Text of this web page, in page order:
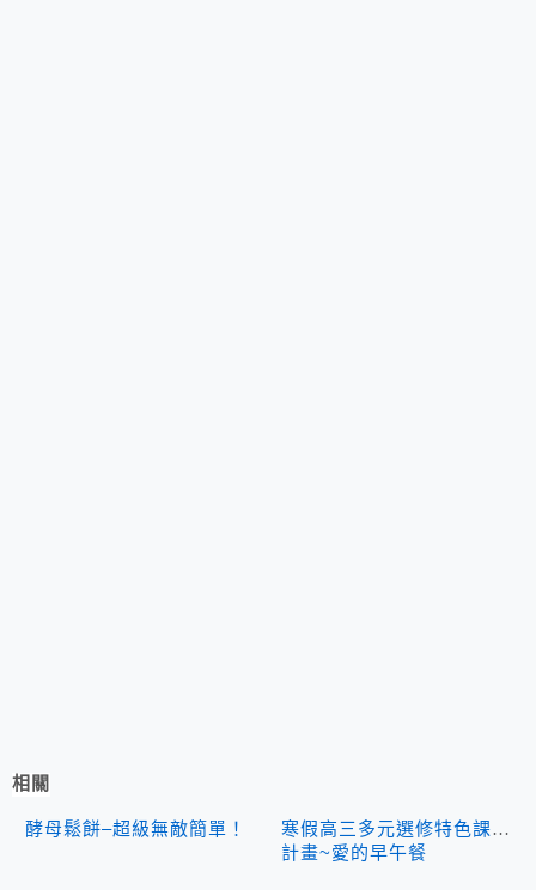
相關
酵母鬆餅–超級無敵簡單！
寒假高三多元選修特色課程
計畫~愛的早午餐